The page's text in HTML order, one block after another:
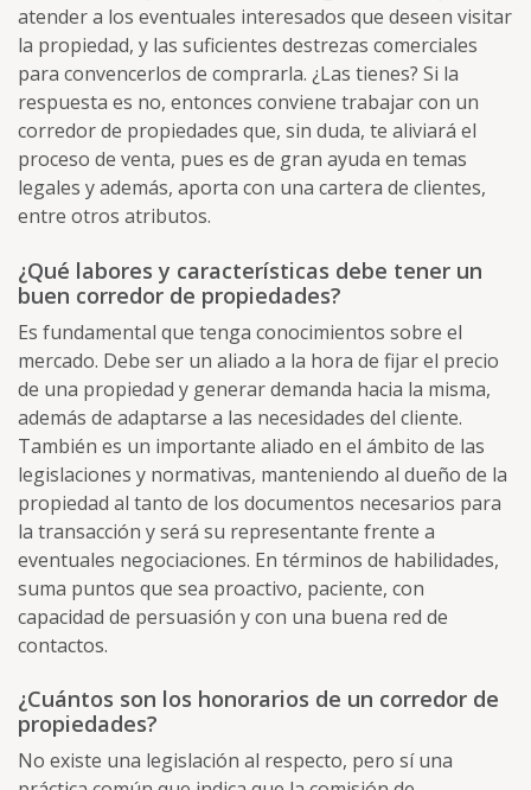
atender a los eventuales interesados que deseen visitar
la propiedad, y las suficientes destrezas comerciales
para convencerlos de comprarla. ¿Las tienes? Si la
respuesta es no, entonces conviene trabajar con un
corredor de propiedades que, sin duda, te aliviará el
proceso de venta, pues es de gran ayuda en temas
legales y además, aporta con una cartera de clientes,
entre otros atributos.
¿Qué labores y características debe tener un
buen corredor de propiedades?
Es fundamental que tenga conocimientos sobre el
mercado. Debe ser un aliado a la hora de fijar el precio
de una propiedad y generar demanda hacia la misma,
además de adaptarse a las necesidades del cliente.
También es un importante aliado en el ámbito de las
legislaciones y normativas, manteniendo al dueño de la
propiedad al tanto de los documentos necesarios para
la transacción y será su representante frente a
eventuales negociaciones. En términos de habilidades,
suma puntos que sea proactivo, paciente, con
capacidad de persuasión y con una buena red de
contactos.
¿Cuántos son los honorarios de un corredor de
propiedades?
No existe una legislación al respecto, pero sí una